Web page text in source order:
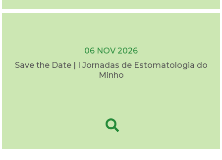
06 NOV 2026
Save the Date | I Jornadas de Estomatologia do
Minho